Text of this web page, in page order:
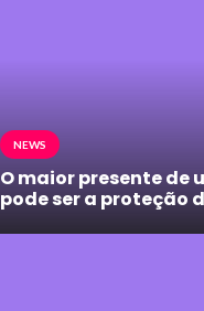
NEWS
O maior presente de
pode ser a proteção